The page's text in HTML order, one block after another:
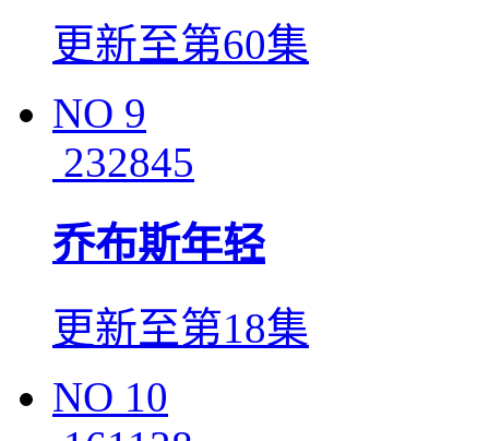
更新至第60集
NO 9
232845
乔布斯年轻
更新至第18集
NO 10